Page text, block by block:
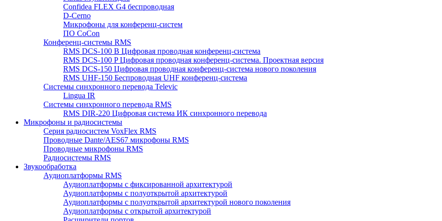
Confidea FLEX G4 беспроводная
D-Cerno
Микрофоны для конференц-систем
ПО CoCon
Конференц-системы RMS
RMS DCS-100 B Цифровая проводная конференц-система
RMS DCS-100 P Цифровая проводная конференц-система. Проектная версия
RMS DCS-150 Цифровая проводная конференц-система нового поколения
RMS UHF-150 Беспроводная UHF конференц-система
Системы синхронного перевода Televic
Lingua IR
Системы синхронного перевода RMS
RMS DIR-220 Цифровая система ИК синхронного перевода
Микрофоны и радиосистемы
Серия радиосистем VoxFlex RMS
Проводные Dante/AES67 микрофоны RMS
Проводные микрофоны RMS
Радиосистемы RMS
Звукообработка
Аудиоплатформы RMS
Аудиоплатформы с фиксированной архитектурой
Аудиоплатформы с полуоткрытой архитектурой
Аудиоплатформы с полуоткрытой архитектурой нового поколения
Аудиоплатформы с открытой архитектурой